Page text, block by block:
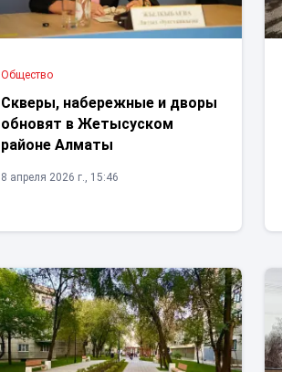
Общество
Скверы, набережные и дворы
обновят в Жетысуском
районе Алматы
8 апреля 2026 г., 15:46